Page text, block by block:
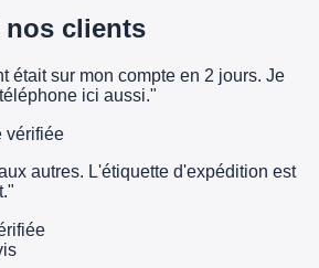
nos clients
était sur mon compte en 2 jours. Je
ici aussi."
vérifiée
autres. L'étiquette d'expédition est